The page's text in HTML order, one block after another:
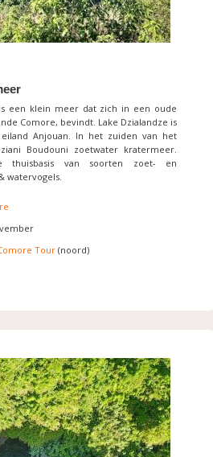
is een klein meer dat zich in een oude
Comore, bevindt. Lake Dzialandze is
Anjouan. In het zuiden van het
Boudouni zoetwater kratermeer.
thuisbasis van soorten zoet- en
watervogels.
Tour(noord)